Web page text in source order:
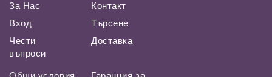
За Нас
Вход
Чести
въпроси
Контакт
Търсене
Доставка